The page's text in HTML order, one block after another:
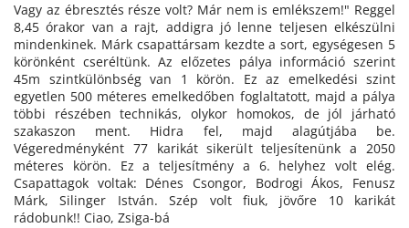
Vagy az ébresztés része volt? Már nem is emlékszem!" Reggel
8,45 órakor van a rajt, addigra jó lenne teljesen elkészülni
mindenkinek. Márk csapattársam kezdte a sort, egységesen 5
körönként cseréltünk. Az előzetes pálya információ szerint
45m szintkülönbség van 1 körön. Ez az emelkedési szint
egyetlen 500 méteres emelkedőben foglaltatott, majd a pálya
többi részében technikás, olykor homokos, de jól járható
szakaszon ment. Hidra fel, majd alagútjába be.
Végeredményként 77 karikát sikerült teljesítenünk a 2050
méteres körön. Ez a teljesítmény a 6. helyhez volt elég.
Csapattagok voltak: Dénes Csongor, Bodrogi Ákos, Fenusz
Márk, Silinger István. Szép volt fiuk, jövőre 10 karikát
rádobunk!! Ciao, Zsiga-bá